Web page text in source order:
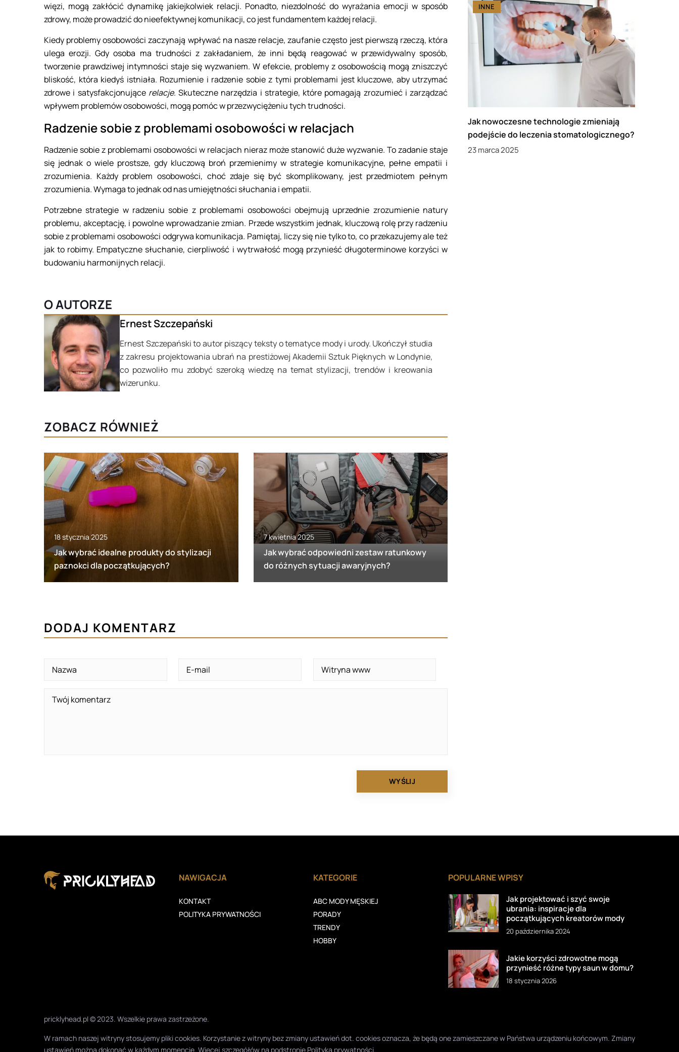
więzi, mogą zakłócić dynamikę jakiejkolwiek relacji. Ponadto, niezdolność do wyrażania emocji w sposób
zdrowy, może prowadzić do nieefektywnej komunikacji, co jest fundamentem każdej relacji.
Kiedy problemy osobowości zaczynają wpływać na nasze relacje, zaufanie często jest pierwszą rzeczą, która
ulega erozji. Gdy osoba ma trudności z zakładaniem, że inni będą reagować w przewidywalny sposób,
tworzenie prawdziwej intymności staje się wyzwaniem. W efekcie, problemy z osobowością mogą zniszczyć
bliskość, która kiedyś istniała. Rozumienie i radzenie sobie z tymi problemami jest kluczowe, aby utrzymać
zdrowe i satysfakcjonujące relacje. Skuteczne narzędzia i strategie, które pomagają zrozumieć i zarządzać
wpływem problemów osobowości, mogą pomóc w przezwyciężeniu tych trudności.
Radzenie sobie z problemami osobowości w relacjach
Radzenie sobie z problemami osobowości w relacjach nieraz może stanowić duże wyzwanie. To zadanie staje
się jednak o wiele prostsze, gdy kluczową broń przemienimy w strategie komunikacyjne, pełne empatii i
zrozumienia. Każdy problem osobowości, choć zdaje się być skomplikowany, jest przedmiotem pełnym
zrozumienia. Wymaga to jednak od nas umiejętności słuchania i empatii.
Potrzebne strategie w radzeniu sobie z problemami osobowości obejmują uprzednie zrozumienie natury
problemu, akceptację, i powolne wprowadzanie zmian. Przede wszystkim jednak, kluczową rolę przy radzeniu
sobie z problemami osobowości odgrywa komunikacja. Pamiętaj, liczy się nie tylko to, co przekazujemy ale też
jak to robimy. Empatyczne słuchanie, cierpliwość i wytrwałość mogą przynieść długoterminowe korzyści w
budowaniu harmonijnych relacji.
O AUTORZE
Ernest Szczepański
Ernest Szczepański to autor piszący teksty o tematyce mody i urody. Ukończył studia
z zakresu projektowania ubrań na prestiżowej Akademii Sztuk Pięknych w Londynie,
co pozwoliło mu zdobyć szeroką wiedzę na temat stylizacji, trendów i kreowania
wizerunku.
ZOBACZ RÓWNIEŻ
18 stycznia 2025
Jak wybrać idealne produkty do stylizacji
paznokci dla początkujących?
7 kwietnia 2025
Jak wybrać odpowiedni zestaw ratunkowy
do różnych sytuacji awaryjnych?
INNE
Jak nowoczesne technologie zmieniają
podejście do leczenia stomatologicznego?
23 marca 2025
DODAJ KOMENTARZ
NAWIGACJA
KONTAKT
POLITYKA PRYWATNOŚCI
KATEGORIE
ABC MODY MĘSKIEJ
PORADY
TRENDY
HOBBY
POPULARNE WPISY
Jak projektować i szyć swoje
ubrania: inspiracje dla
początkujących kreatorów mody
20 października 2024
Jakie korzyści zdrowotne mogą
przynieść różne typy saun w domu?
18 stycznia 2026
pricklyhead.pl © 2023. Wszelkie prawa zastrzeżone.
W ramach naszej witryny stosujemy pliki cookies. Korzystanie z witryny bez zmiany ustawień dot. cookies oznacza, że będą one zamieszczane w Państwa urządzeniu końcowym. Zmiany
ustawień można dokonać w każdym momencie. Więcej szczegółów na podstronie Polityka prywatności.